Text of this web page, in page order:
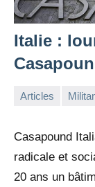
Italie :
Articles
Casapound
radicale et
20 ans un